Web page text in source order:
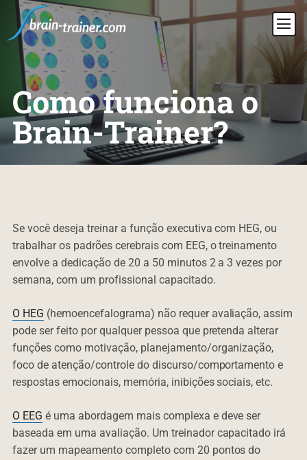
Como funciona o
Brain-Trainer?
Se você deseja treinar a função executiva com HEG, ou
trabalhar os padrões cerebrais com EEG, o treinamento
envolve a dedicação de 20 a 50 minutos 2 a 3 vezes por
semana, com um profissional capacitado.
O HEG (hemoencefalograma) não requer avaliação, assim
pode ser feito por qualquer pessoa que pretenda alterar
funções como motivação, planejamento/organização,
foco de atenção/controle do discurso/comportamento e
respostas emocionais, memória, inibições sociais, etc.
O EEG é uma abordagem mais complexa e deve ser
baseada em uma avaliação. Um treinador capacitado irá
fazer um mapeamento completo com 20 pontos do